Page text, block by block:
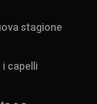
stagione
capelli